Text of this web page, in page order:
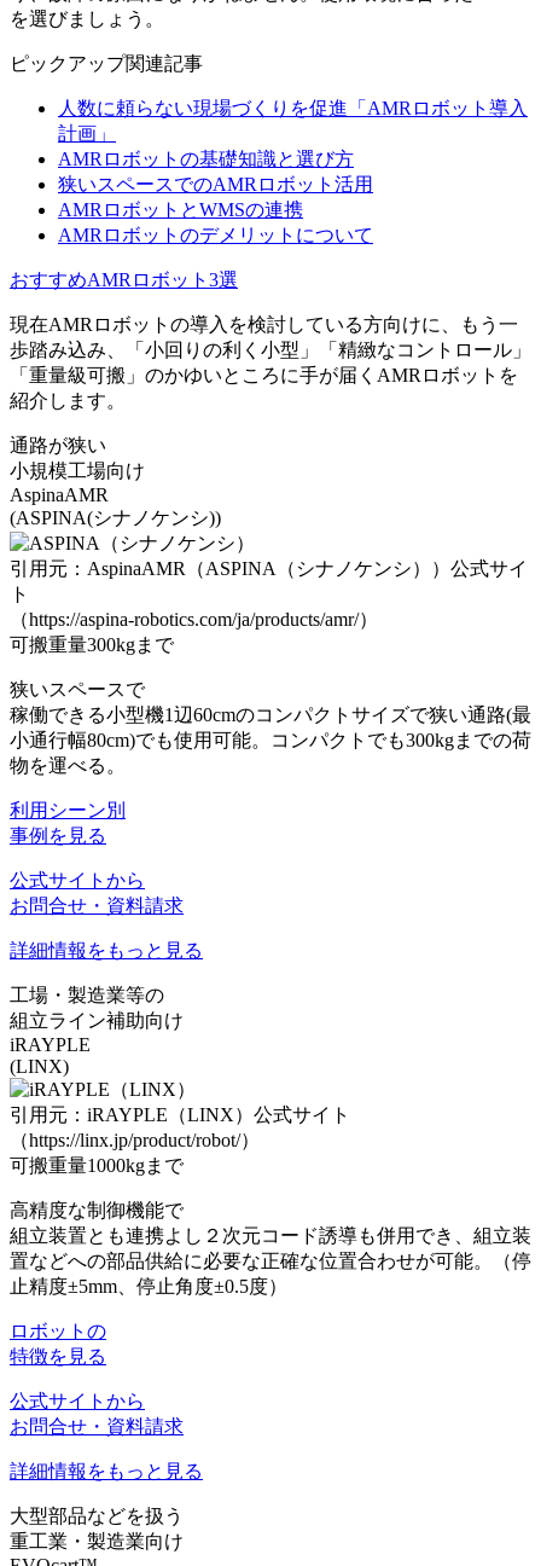
を選びましょう。
ピックアップ関連記事
人数に頼らない現場づくりを促進「AMRロボット導入
計画」
AMRロボットの基礎知識と選び方
狭いスペースでのAMRロボット活用
AMRロボットとWMSの連携
AMRロボットのデメリットについて
おすすめAMRロボット3選
現在AMRロボットの導入を検討している方向けに、
もう一
歩踏み込み、「小回りの利く小型」「精緻なコントロール」
「重量級可搬」のかゆいところに手が届くAMRロボット を
紹介します。
通路が狭い
小規模工場向け
AspinaAMR
(ASPINA(シナノケンシ))
引用元：AspinaAMR（ASPINA（シナノケンシ））公式サイ
ト
（https://aspina-robotics.com/ja/products/amr/）
可搬重量300kgまで
狭いスペースで
稼働できる小型機1辺60cmのコンパクトサイズで狭い通路(最
小通行幅80cm)でも使用可能。コンパクトでも300kgまでの荷
物を運べる。
利用シーン別
事例を見る
公式サイトから
お問合せ・資料請求
詳細情報をもっと見る
工場・製造業等の
組立ライン補助向け
iRAYPLE
(LINX)
引用元：iRAYPLE（LINX）公式サイト
（https://linx.jp/product/robot/）
可搬重量1000kgまで
高精度な制御機能で
組立装置とも連携よし ２次元コード誘導も併用でき、組立装
置などへの部品供給に必要な正確な位置合わせが可能。（停
止精度±5mm、停止角度±0.5度）
ロボットの
特徴を見る
公式サイトから
お問合せ・資料請求
詳細情報をもっと見る
大型部品などを扱う
重工業・製造業向け